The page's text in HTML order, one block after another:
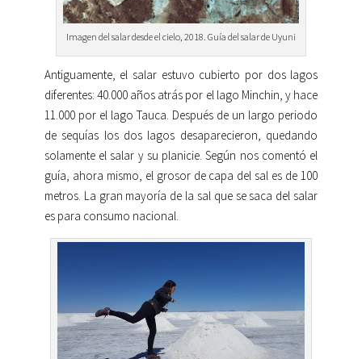
Imagen del salar desde el cielo, 2018. Guía del salar de Uyuni
Antiguamente, el salar estuvo cubierto por dos lagos
diferentes: 40.000 años atrás por el lago Minchin, y hace
11.000 por el lago Tauca. Después de un largo periodo
de sequías los dos lagos desaparecieron, quedando
solamente el salar y su planicie. Según nos comentó el
guía, ahora mismo, el grosor de capa del sal es de 100
metros. La gran mayoría de la sal que se saca del salar
es para consumo nacional.